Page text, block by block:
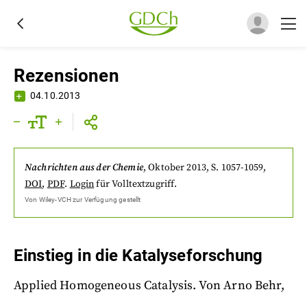
Rezensionen
04.10.2013
Nachrichten aus der Chemie,Oktober 2013, S. 1057-1059,
DOI, PDF. Loginfür Volltextzugriff.
Von Wiley-VCHzur Verfügung gestellt
Einstieg in die Katalyseforschung
Applied Homogeneous Catalysis. Von Arno Behr,